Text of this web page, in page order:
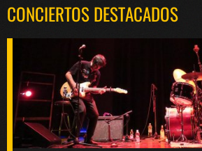
CONCIERTOS DESTACADOS